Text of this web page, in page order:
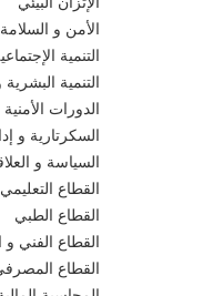
الأمن و السلامة
التنمية
التنمية
الدورات
السكرتارية و
السياسة و
القطاع
القطاع الطبي
القطاع الفني و
القطاع